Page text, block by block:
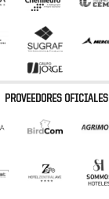
PROVEEDORES OFICIALES